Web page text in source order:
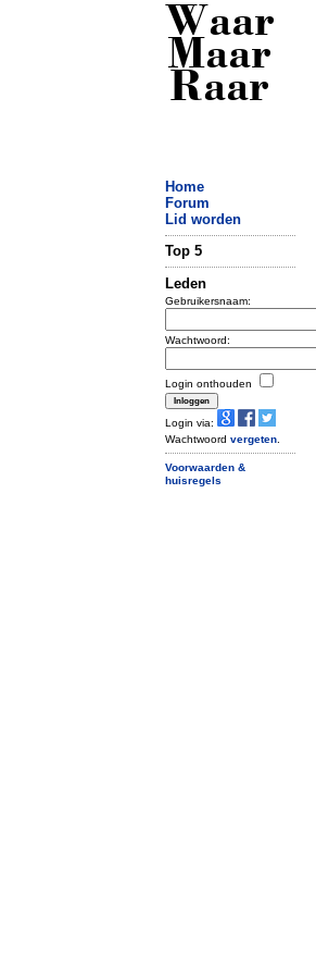
Waar
Maar
Raar
Home
Forum
Lid worden
Top 5
Leden
Gebruikersnaam:
Wachtwoord:
Login onthouden
Login via:
Wachtwoord vergeten
Voorwaarden &
huisregels